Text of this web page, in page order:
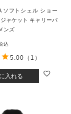
ソフトシェル ショー
ャケット キャリーバ
ンズ
込
入れる
5.00 （1）